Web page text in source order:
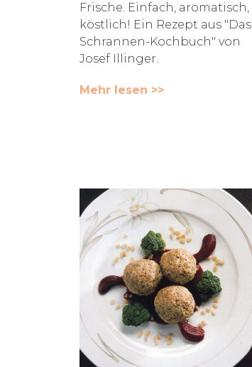
Frische. Einfach, aromatisch,
köstlich! Ein Rezept aus "Das
Schrannen-Kochbuch" von
Josef Illinger.
Mehr lesen >>